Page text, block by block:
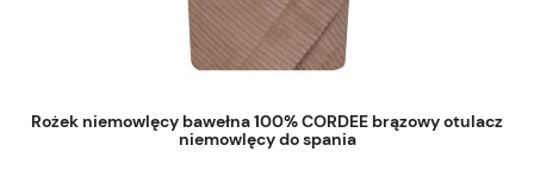
Rożek niemowlęcy bawełna 100% CORDEE brązowy otulacz
niemowlęcy do spania